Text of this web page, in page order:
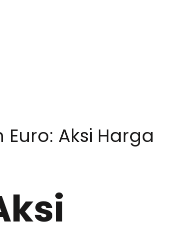
Aksi Harga